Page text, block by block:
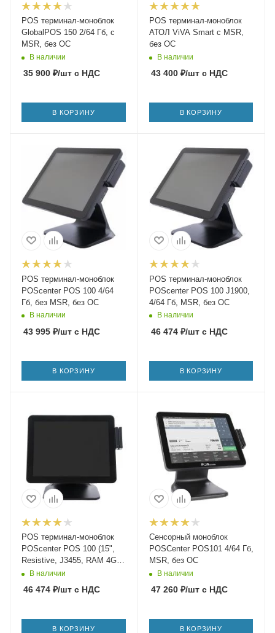
POS терминал-моноблок
GlobalPOS 150 2/64 Гб, с
MSR, без ОС
В наличии
35 900 ₽/шт с НДС
В КОРЗИНУ
POS терминал-моноблок
АТОЛ ViVA Smart с MSR,
без ОС
В наличии
43 400₽/штс НДС
В КОРЗИНУ
POS терминал-моноблок
POScenter POS 100 4/64
Гб, без MSR, без ОС
В наличии
43 995 ₽/шт с НДС
В КОРЗИНУ
POS терминал-моноблок
POScenter POS 100 J1900,
4/64 Гб, MSR, без ОС
В наличии
46 474₽/штс НДС
В КОРЗИНУ
POS терминал-моноблок
POScenter POS 100 (15",
Resistive, J3455, RAM 4Gb,
SSD 64 Gb, MSR) без ОС
В наличии
46 474 ₽/шт с НДС
В КОРЗИНУ
Сенсорный моноблок
POSCenter POS101 4/64 Гб,
MSR, без ОС
В наличии
47 260₽/штс НДС
В КОРЗИНУ